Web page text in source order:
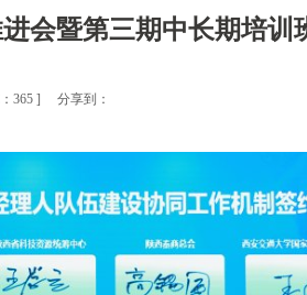
会暨第三期中长期培训
365 ] 分享到：